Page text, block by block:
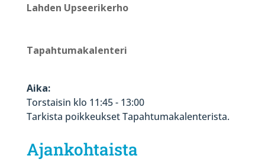
Lahden Upseerikerho
Tapahtumakalenteri
Aika:
Torstaisin klo 11:45 - 13:00
Tarkista poikkeukset Tapahtumakalenterista.
Ajankohtaista